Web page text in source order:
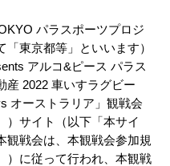
パラスポーツプロジ
東京都等」といいます）
アルコ&ピース パラス
産 2022 車いすラグビー
オーストラリア」観戦会
）サイト（以下「本サイ
観戦会は、本観戦会参加規
）に従って行われ、本観戦